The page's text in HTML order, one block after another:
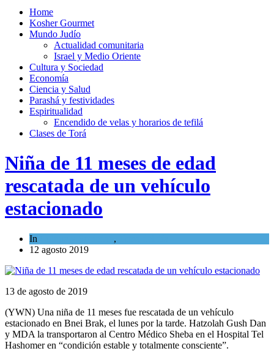
Home
Kosher Gourmet
Mundo Judío
Actualidad comunitaria
Israel y Medio Oriente
Cultura y Sociedad
Economía
Ciencia y Salud
Parashá y festividades
Espiritualidad
Encendido de velas y horarios de tefilá
Clases de Torá
Niña de 11 meses de edad
rescatada de un vehículo
estacionado
In ,
12 agosto 2019
13 de agosto de 2019
(YWN) Una niña de 11 meses fue rescatada de un vehículo
estacionado en Bnei Brak, el lunes por la tarde. Hatzolah Gush Dan
y MDA la transportaron al Centro Médico Sheba en el Hospital Tel
Hashomer en “condición estable y totalmente consciente”.